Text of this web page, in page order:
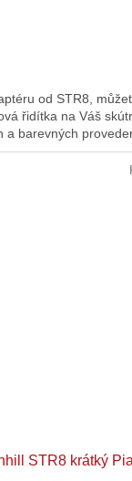
od STR8,
řidítka na Váš
a barevných
STR8 krátký